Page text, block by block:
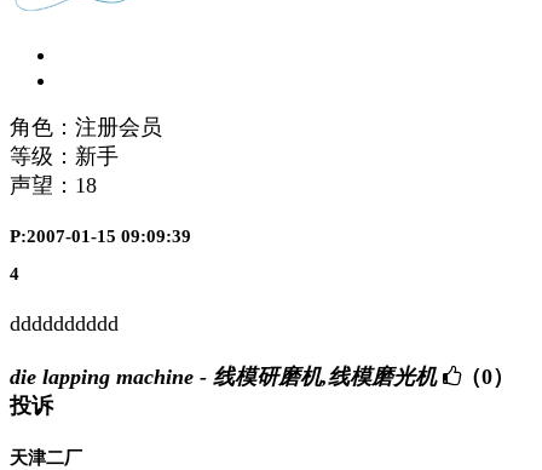
角色：注册会员
等级：新手
声望： 18
P:2007-01-15 09:09:39
4
dddddddddd
die lapping machine - 线模研磨机,线模磨光机
（0）
投诉
天津二厂